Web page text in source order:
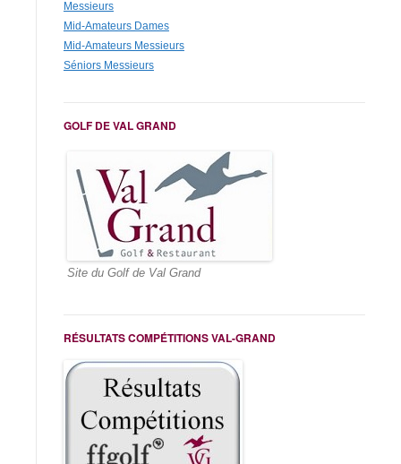
Messieurs
Mid-Amateurs Dames
Mid-Amateurs Messieurs
Séniors Messieurs
GOLF DE VAL GRAND
Site du Golf de Val Grand
RÉSULTATS COMPÉTITIONS VAL-GRAND